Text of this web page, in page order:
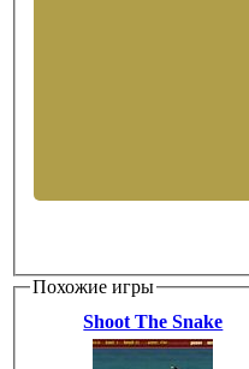
Похожие игры
Shoot The Snake